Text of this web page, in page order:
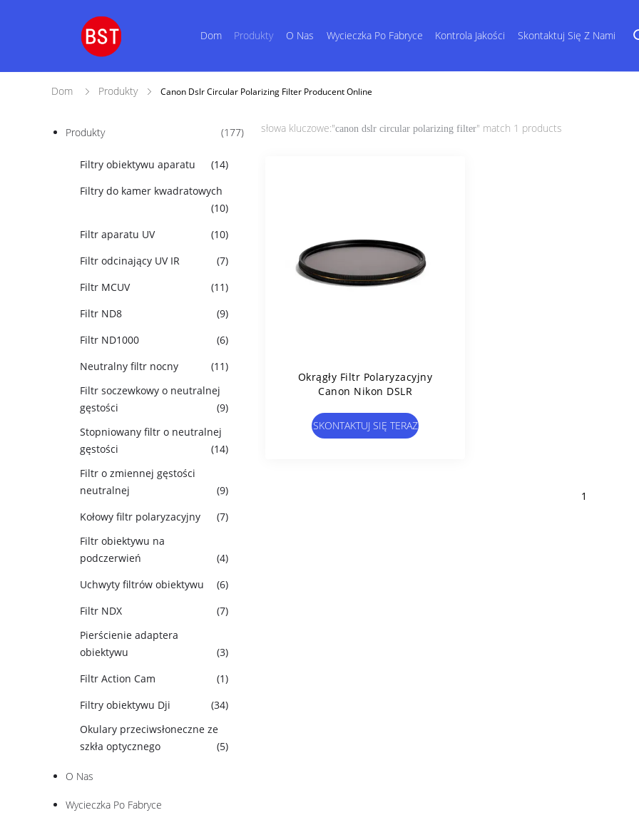
Dom Produkty O Nas Wycieczka Po Fabryce Kontrola Jakości Skontaktuj Się Z Nami
Dom Produkty Canon Dslr Circular Polarizing Filter Producent Online
Produkty (177)
Filtry obiektywu aparatu
(14)
Filtry do kamer kwadratowych
(10)
Filtr aparatu UV
(10)
Filtr odcinający UV IR
(7)
Filtr MCUV
(11)
Filtr ND8
(9)
Filtr ND1000
(6)
Neutralny filtr nocny
(11)
Filtr soczewkowy o neutralnej
gęstości
(9)
Stopniowany filtr o neutralnej
gęstości
(14)
Filtr o zmiennej gęstości
neutralnej
(9)
Kołowy filtr polaryzacyjny
(7)
Filtr obiektywu na
podczerwień
(4)
Uchwyty filtrów obiektywu
(6)
Filtr NDX
(7)
Pierścienie adaptera
obiektywu
(3)
Filtr Action Cam
(1)
Filtry obiektywu Dji
(34)
Okulary przeciwsłoneczne ze
szkła optycznego
(5)
O Nas
Wycieczka Po Fabryce
słowa kluczowe:"canon dslr circular polarizing filter" match 1 products
Okrągły Filtr Polaryzacyjny
Canon Nikon DSLR
SKONTAKTUJ SIĘ TERAZ
1